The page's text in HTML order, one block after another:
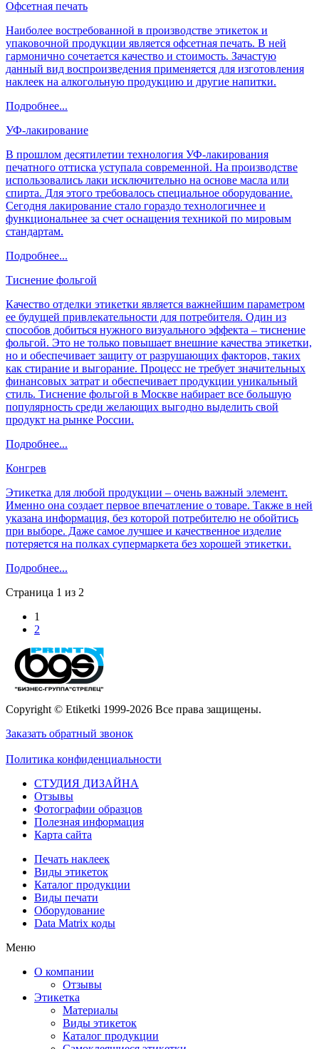
Офсетная печать
Наиболее востребованной в производстве этикеток и
упаковочной продукции является офсетная печать. В ней
гармонично сочетается качество и стоимость. Зачастую
данный вид воспроизведения применяется для изготовления
наклеек на алкогольную продукцию и другие напитки.
Подробнее...
УФ-лакирование
В прошлом десятилетии технология УФ-лакирования
печатного оттиска уступала современной. На производстве
использовались лаки исключительно на основе масла или
спирта. Для этого требовалось специальное оборудование.
Сегодня лакирование стало гораздо технологичнее и
функциональнее за счет оснащения техникой по мировым
стандартам.
Подробнее...
Тиснение фольгой
Качество отделки этикетки является важнейшим параметром
ее будущей привлекательности для потребителя. Один из
способов добиться нужного визуального эффекта – тиснение
фольгой. Это не только повышает внешние качества этикетки,
но и обеспечивает защиту от разрушающих факторов, таких
как стирание и выгорание. Процесс не требует значительных
финансовых затрат и обеспечивает продукции уникальный
стиль. Тиснение фольгой в Москве набирает все большую
популярность среди желающих выгодно выделить свой
продукт на рынке России.
Подробнее...
Конгрев
Этикетка для любой продукции – очень важный элемент.
Именно она создает первое впечатление о товаре. Также в ней
указана информация, без которой потребителю не обойтись
при выборе. Даже самое лучшее и качественное изделие
потеряется на полках супермаркета без хорошей этикетки.
Подробнее...
Страница 1 из 2
1
2
Copyright © Etiketki 1999-2026 Все права защищены.
Заказать обратный звонок
Политика конфиденциальности
СТУДИЯ ДИЗАЙНА
Отзывы
Фотографии образцов
Полезная информация
Карта сайта
Печать наклеек
Виды этикеток
Каталог продукции
Виды печати
Оборудование
Data Matrix коды
Меню
О компании
Отзывы
Этикетка
Материалы
Виды этикеток
Каталог продукции